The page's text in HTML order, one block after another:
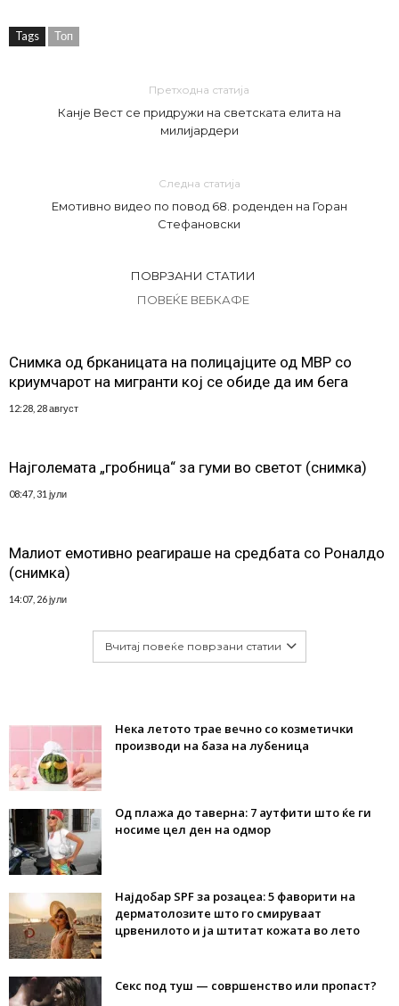
Tags Топ
Претходна статија
Канје Вест се придружи на светската елита на
милијардери
Следна статија
Емотивно видео по повод 68. роденден на Горан
Стефановски
ПОВРЗАНИ СТАТИИ
ПОВЕЌЕ ВЕБКАФЕ
Снимка од брканицата на полицајците од МВР со
криумчарот на мигранти кој се обиде да им бега
12:28, 28 август
Најголемата „гробница“ за гуми во светот (снимка)
08:47, 31 јули
Малиот емотивно реагираше на средбата со Роналдо
(снимка)
14:07, 26 јули
Вчитај повеќе поврзани статии
Нека летото трае вечно со козметички
производи на база на лубеница
Од плажа до таверна: 7 аутфити што ќе ги
носиме цел ден на одмор
Најдобар SPF за розацеа: 5 фаворити на
дерматолозите што го смируваат
црвенилото и ја штитат кожата во лето
Секс под туш — совршенство или пропаст?